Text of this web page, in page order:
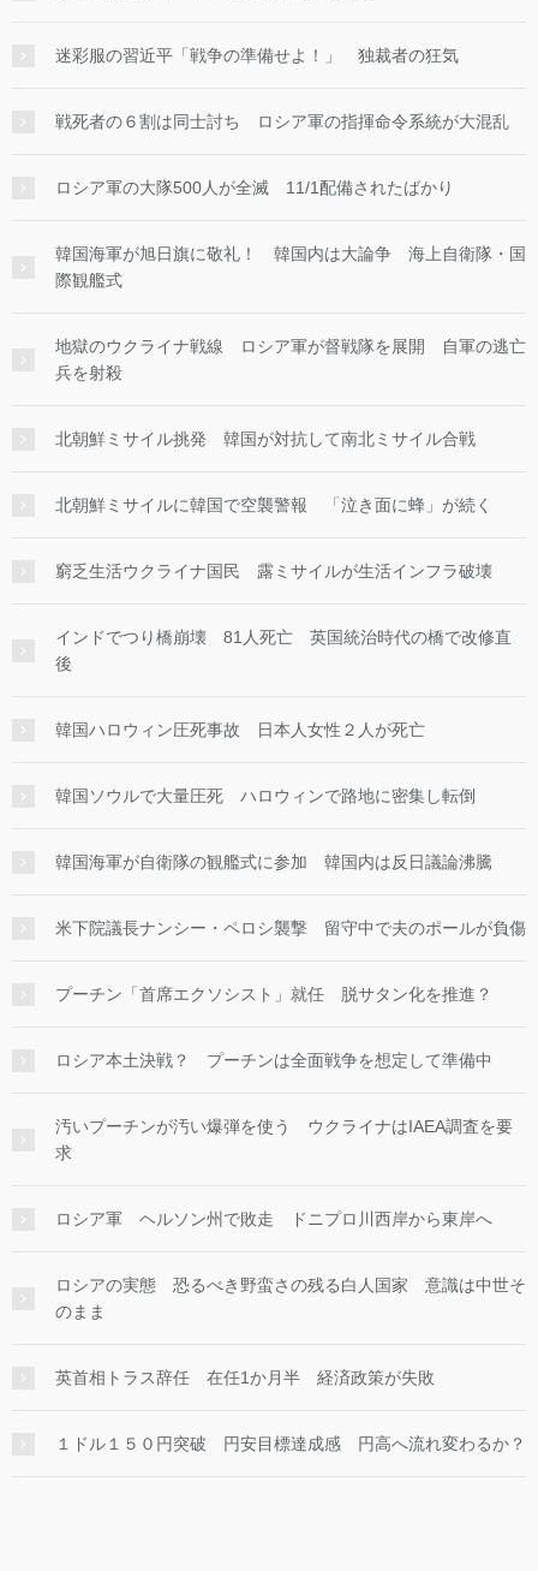
迷彩服の習近平「戦争の準備せよ！」 独裁者の狂気
戦死者の６割は同士討ち ロシア軍の指揮命令系統が大混乱
ロシア軍の大隊500人が全滅 11/1配備されたばかり
韓国海軍が旭日旗に敬礼！ 韓国内は大論争 海上自衛隊・国
際観艦式
地獄のウクライナ戦線 ロシア軍が督戦隊を展開 自軍の逃亡
兵を射殺
北朝鮮ミサイル挑発 韓国が対抗して南北ミサイル合戦
北朝鮮ミサイルに韓国で空襲警報 「泣き面に蜂」が続く
窮乏生活ウクライナ国民 露ミサイルが生活インフラ破壊
インドでつり橋崩壊 81人死亡 英国統治時代の橋で改修直
後
韓国ハロウィン圧死事故 日本人女性２人が死亡
韓国ソウルで大量圧死 ハロウィンで路地に密集し転倒
韓国海軍が自衛隊の観艦式に参加 韓国内は反日議論沸騰
米下院議長ナンシー・ペロシ襲撃 留守中で夫のポールが負傷
プーチン「首席エクソシスト」就任 脱サタン化を推進？
ロシア本土決戦？ プーチンは全面戦争を想定して準備中
汚いプーチンが汚い爆弾を使う ウクライナはIAEA調査を要
求
ロシア軍 ヘルソン州で敗走 ドニプロ川西岸から東岸へ
ロシアの実態 恐るべき野蛮さの残る白人国家 意識は中世そ
のまま
英首相トラス辞任 在任1か月半 経済政策が失敗
１ドル１５０円突破 円安目標達成感 円高へ流れ変わるか？